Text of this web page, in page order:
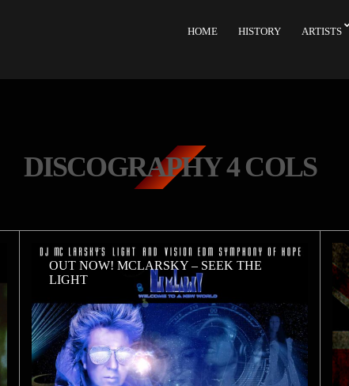
HOME HISTORY ARTISTS
DISCOGRAPHY 4 COLS
OUT NOW! MCLARSKY – SEEK THE
LIGHT